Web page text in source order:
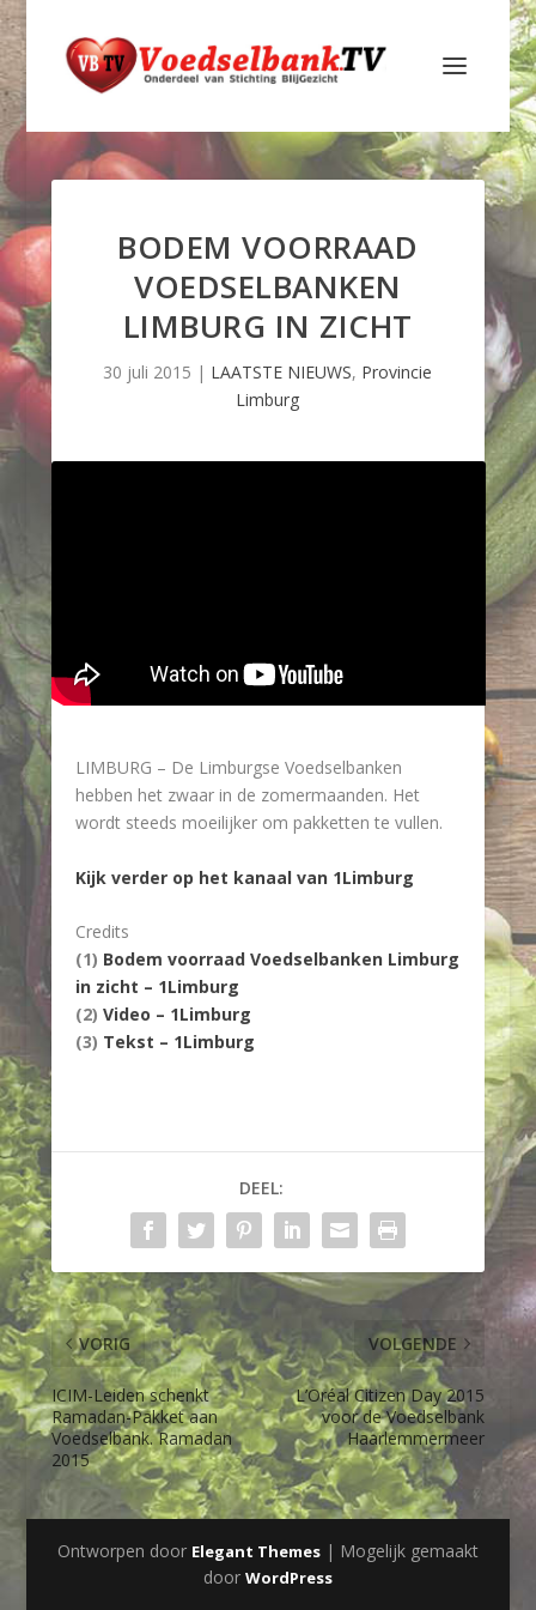
BODEM VOORRAAD
VOEDSELBANKEN
LIMBURG IN ZICHT
30 juli 2015 | LAATSTE NIEUWS, Provincie
Limburg
LIMBURG – De Limburgse Voedselbanken
hebben het zwaar in de zomermaanden. Het
wordt steeds moeilijker om pakketten te vullen.
Kijk verder op het kanaal van 1Limburg
Credits
(1) Bodem voorraad Voedselbanken Limburg
in zicht – 1Limburg
(2) Video – 1Limburg
(3) Tekst – 1Limburg
DEEL:
VORIG
ICIM-Leiden schenkt
Ramadan-Pakket aan
Voedselbank. Ramadan
2015
VOLGENDE
L’Oréal Citizen Day 2015
voor de Voedselbank
Haarlemmermeer
Ontworpen door Elegant Themes| Mogelijk gemaakt
door WordPress